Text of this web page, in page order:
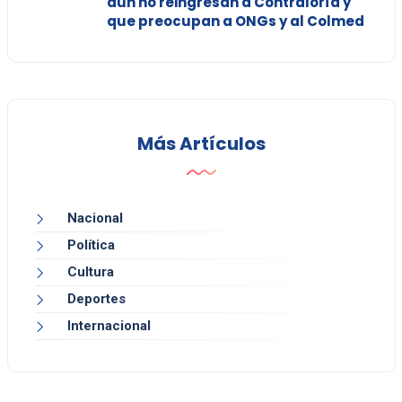
que preocupan a ONGs y al Colmed
Más Artículos
Nacional
Política
Cultura
Deportes
Internacional